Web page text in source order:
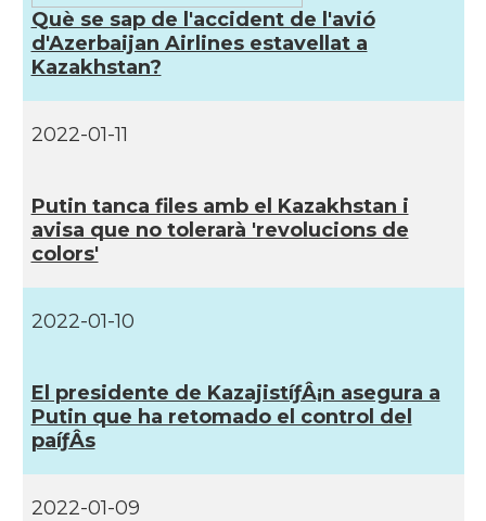
Què se sap de l'accident de l'avió
d'Azerbaijan Airlines estavellat a
Kazakhstan?
2022-01-11
Putin tanca files amb el Kazakhstan i
avisa que no tolerarà 'revolucions de
colors'
2022-01-10
El presidente de KazajistíƒÂ¡n asegura a
Putin que ha retomado el control del
paíƒÂ­s
2022-01-09